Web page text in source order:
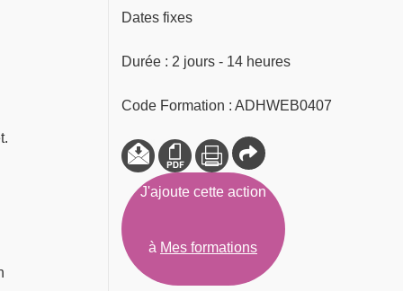
Dates fixes
Durée : 2 jours - 14 heures
Code Formation : ADHWEB0407
J'ajoute cette action
à Mes formations